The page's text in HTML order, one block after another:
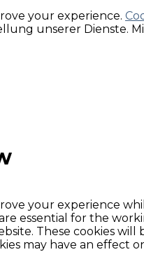
your experience.
unserer Dienste.
your experience
essential for the
These cookies
may have an effect